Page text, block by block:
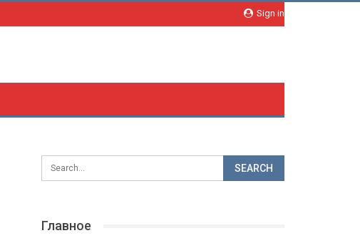
Sign in
Главное